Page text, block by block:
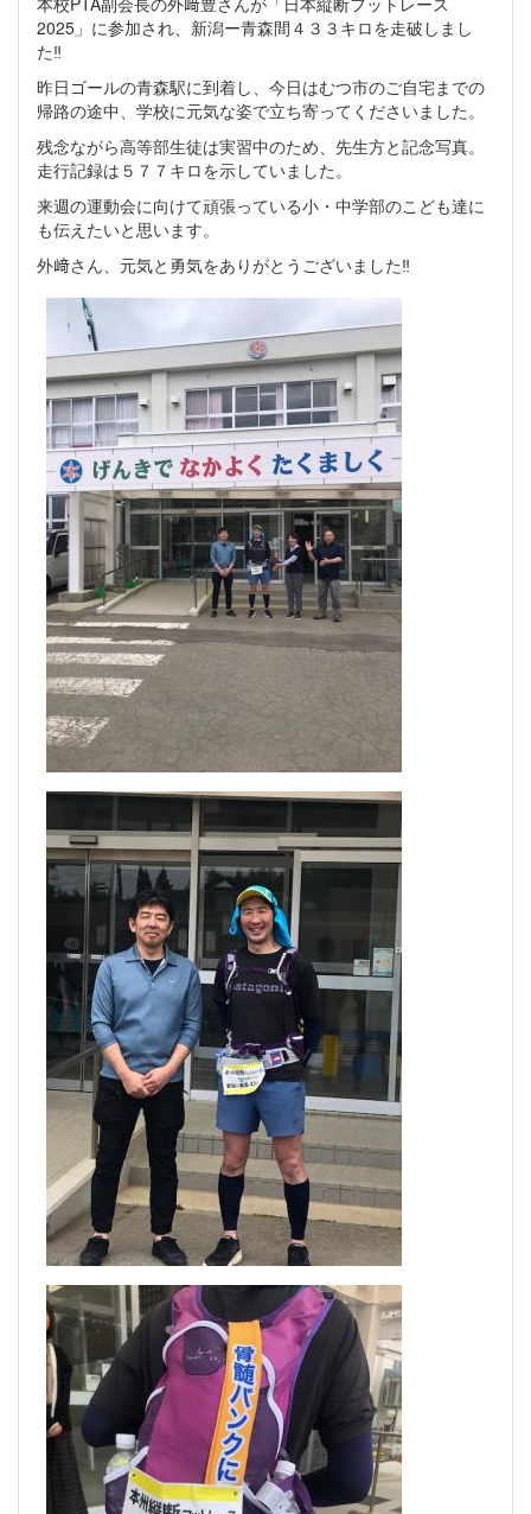
2025」に参加され、新潟ー青森間４３３キロを走破しまし
た‼
昨日ゴールの青森駅に到着し、今日はむつ市のご自宅までの
帰路の途中、学校に元気な姿で立ち寄ってくださいました。
残念ながら高等部生徒は実習中のため、先生方と記念写真。
走行記録は５７７キロを示していました。
来週の運動会に向けて頑張っている小・中学部のこども達に
も伝えたいと思います。
外﨑さん、元気と勇気をありがとうございました‼